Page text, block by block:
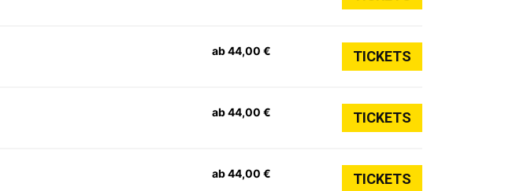
ab 44,00 € TICKETS
ab 44,00 € TICKETS
ab 44,00 € TICKETS